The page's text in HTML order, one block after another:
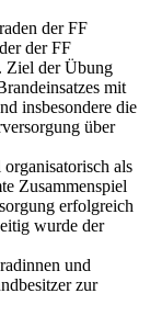
der FF
der FF
Ziel der Übung
mit
insbesondere die
über
als
Zusammenspiel
erfolgreich
wurde der
und
zur